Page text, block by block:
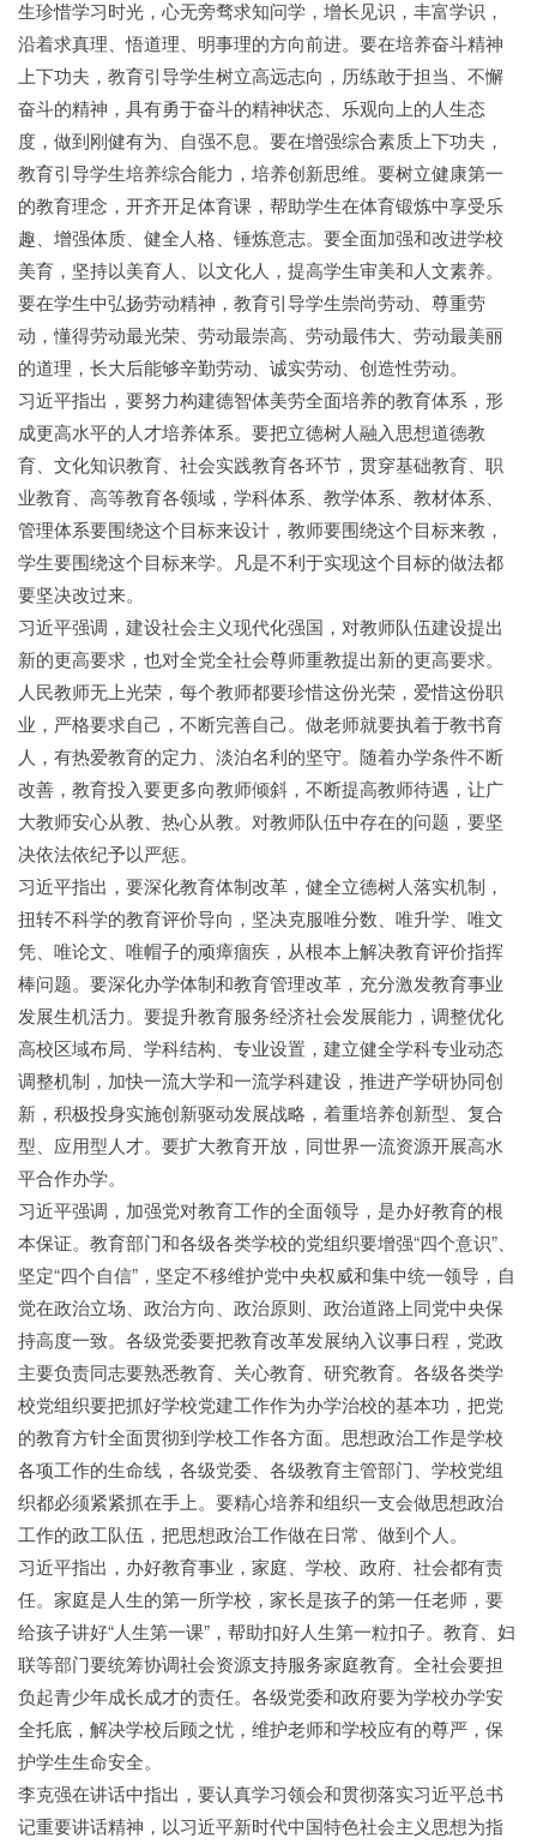
生珍惜学习时光，心无旁骛求知问学，增长见识，丰富学识，
沿着求真理、悟道理、明事理的方向前进。要在培养奋斗精神
上下功夫，教育引导学生树立高远志向，历练敢于担当、不懈
奋斗的精神，具有勇于奋斗的精神状态、乐观向上的人生态
度，做到刚健有为、自强不息。要在增强综合素质上下功夫，
教育引导学生培养综合能力，培养创新思维。要树立健康第一
的教育理念，开齐开足体育课，帮助学生在体育锻炼中享受乐
趣、增强体质、健全人格、锤炼意志。要全面加强和改进学校
美育，坚持以美育人、以文化人，提高学生审美和人文素养。
要在学生中弘扬劳动精神，教育引导学生崇尚劳动、尊重劳
动，懂得劳动最光荣、劳动最崇高、劳动最伟大、劳动最美丽
的道理，长大后能够辛勤劳动、诚实劳动、创造性劳动。
习近平指出，要努力构建德智体美劳全面培养的教育体系，形
成更高水平的人才培养体系。要把立德树人融入思想道德教
育、文化知识教育、社会实践教育各环节，贯穿基础教育、职
业教育、高等教育各领域，学科体系、教学体系、教材体系、
管理体系要围绕这个目标来设计，教师要围绕这个目标来教，
学生要围绕这个目标来学。凡是不利于实现这个目标的做法都
要坚决改过来。
习近平强调，建设社会主义现代化强国，对教师队伍建设提出
新的更高要求，也对全党全社会尊师重教提出新的更高要求。
人民教师无上光荣，每个教师都要珍惜这份光荣，爱惜这份职
业，严格要求自己，不断完善自己。做老师就要执着于教书育
人，有热爱教育的定力、淡泊名利的坚守。随着办学条件不断
改善，教育投入要更多向教师倾斜，不断提高教师待遇，让广
大教师安心从教、热心从教。对教师队伍中存在的问题，要坚
决依法依纪予以严惩。
习近平指出，要深化教育体制改革，健全立德树人落实机制，
扭转不科学的教育评价导向，坚决克服唯分数、唯升学、唯文
凭、唯论文、唯帽子的顽瘴痼疾，从根本上解决教育评价指挥
棒问题。要深化办学体制和教育管理改革，充分激发教育事业
发展生机活力。要提升教育服务经济社会发展能力，调整优化
高校区域布局、学科结构、专业设置，建立健全学科专业动态
调整机制，加快一流大学和一流学科建设，推进产学研协同创
新，积极投身实施创新驱动发展战略，着重培养创新型、复合
型、应用型人才。要扩大教育开放，同世界一流资源开展高水
平合作办学。
习近平强调，加强党对教育工作的全面领导，是办好教育的根
本保证。教育部门和各级各类学校的党组织要增强“四个意识”、
坚定“四个自信”，坚定不移维护党中央权威和集中统一领导，自
觉在政治立场、政治方向、政治原则、政治道路上同党中央保
持高度一致。各级党委要把教育改革发展纳入议事日程，党政
主要负责同志要熟悉教育、关心教育、研究教育。各级各类学
校党组织要把抓好学校党建工作作为办学治校的基本功，把党
的教育方针全面贯彻到学校工作各方面。思想政治工作是学校
各项工作的生命线，各级党委、各级教育主管部门、学校党组
织都必须紧紧抓在手上。要精心培养和组织一支会做思想政治
工作的政工队伍，把思想政治工作做在日常、做到个人。
习近平指出，办好教育事业，家庭、学校、政府、社会都有责
任。家庭是人生的第一所学校，家长是孩子的第一任老师，要
给孩子讲好“人生第一课”，帮助扣好人生第一粒扣子。教育、妇
联等部门要统筹协调社会资源支持服务家庭教育。全社会要担
负起青少年成长成才的责任。各级党委和政府要为学校办学安
全托底，解决学校后顾之忧，维护老师和学校应有的尊严，保
护学生生命安全。
李克强在讲话中指出，要认真学习领会和贯彻落实习近平总书
记重要讲话精神，以习近平新时代中国特色社会主义思想为指